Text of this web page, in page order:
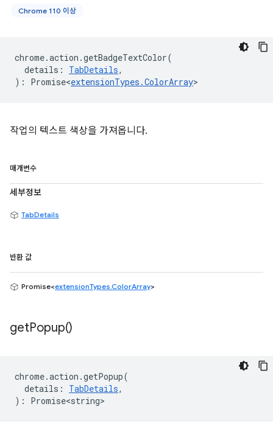
Chrome 110 이상
chrome.action .getBadgeTextColor(
details : TabDetails,
) : Promise<extensionTypes .ColorArray>
작업의 텍스트 색상을 가져옵니다.
매개변수
세부정보
TabDetails
반환 값
Promise<extensionTypes.ColorArray>
getPopup()
chrome.action .getPopup(
details : TabDetails,
) : Promise<string>